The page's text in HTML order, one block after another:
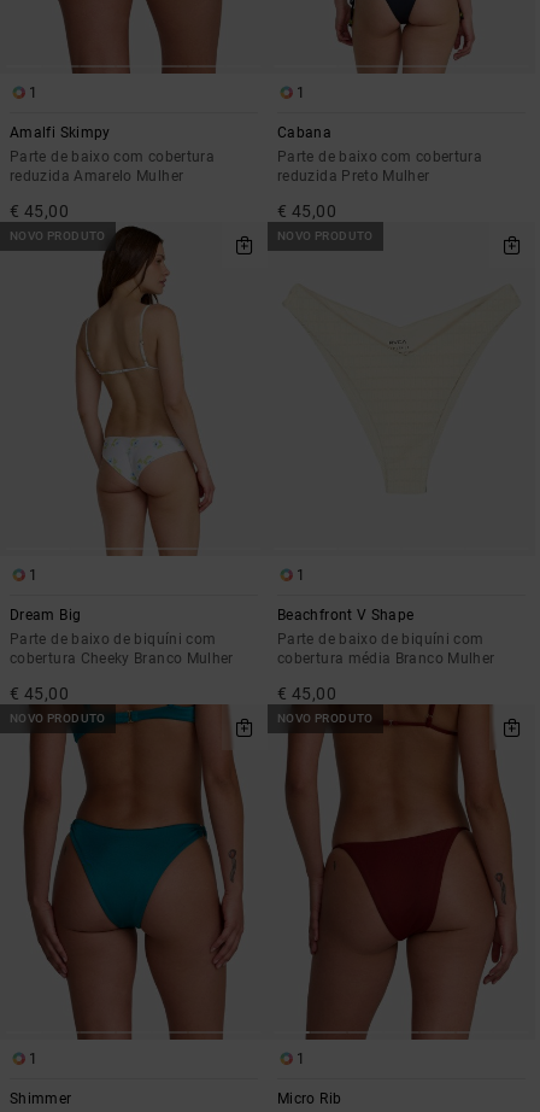
1
Amalfi Skimpy
Parte de baixo com cobertura
reduzida Amarelo Mulher
€ 45,00
1
Cabana
Parte de baixo com cobertura
reduzida Preto Mulher
€ 45,00
NOVO PRODUTO
1
Dream Big
Parte de baixo de biquíni com
cobertura Cheeky Branco Mulher
€ 45,00
NOVO PRODUTO
1
Beachfront V Shape
Parte de baixo de biquíni com
cobertura média Branco Mulher
€ 45,00
NOVO PRODUTO
1
Shimmer
NOVO PRODUTO
1
Micro Rib